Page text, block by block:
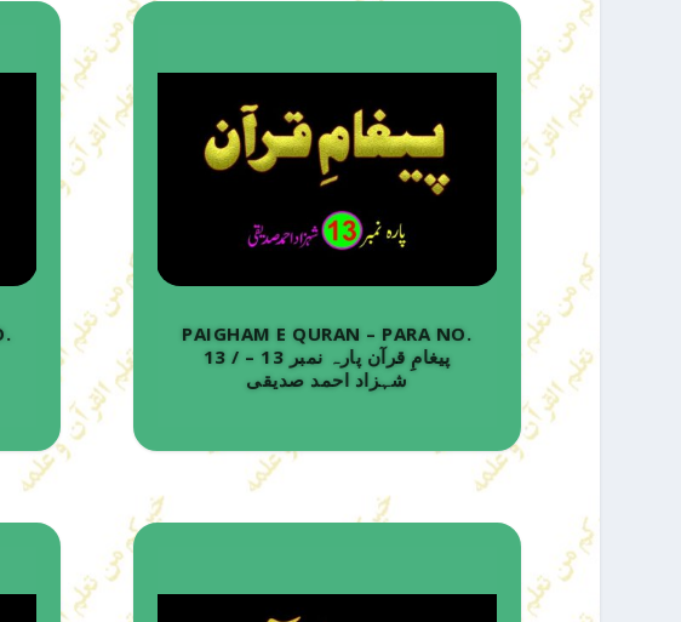
PAIGHAM E QURAN – PARA NO.
13 / پیغامِ قرآن پارہ نمبر 13 –
شہزاد احمد صدیقی